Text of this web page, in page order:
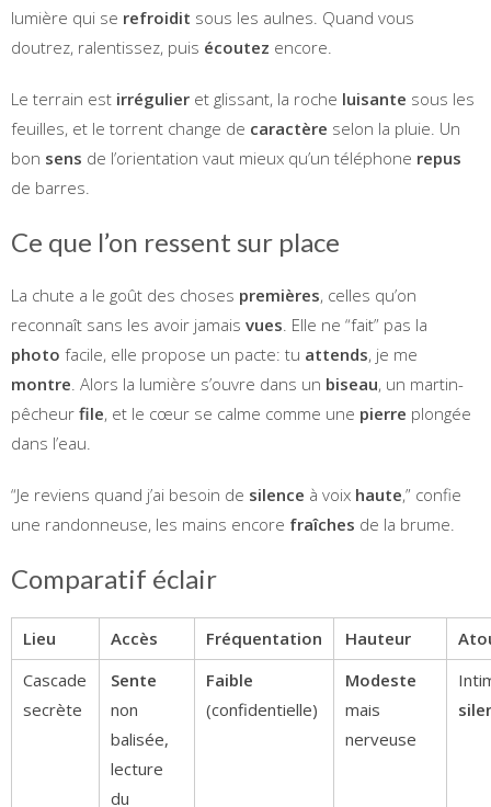
lumière qui se refroidit sous les aulnes. Quand vous
doutrez, ralentissez, puis écoutez encore.
Le terrain est irrégulier et glissant, la roche luisante sous les
feuilles, et le torrent change de caractère selon la pluie. Un
bon sens de l’orientation vaut mieux qu’un téléphone repus
de barres.
Ce que l’on ressent sur place
La chute a le goût des choses premières, celles qu’on
reconnaît sans les avoir jamais vues . Elle ne “fait” pas la
photo facile, elle propose un pacte: tu attends, je me
montre . Alors la lumière s’ouvre dans un biseau, un martin-
pêcheur file, et le cœur se calme comme une pierre plongée
dans l’eau.
“Je reviens quand j’ai besoin de silence à voix haute,” confie
une randonneuse, les mains encore fraîches de la brume.
Comparatif éclair
Lieu Accès Fréquentation Hauteur
Cascade
secrète
Sente
non
balisée,
lecture
du
Faible
(confidentielle)
Modeste
mais
nerveuse